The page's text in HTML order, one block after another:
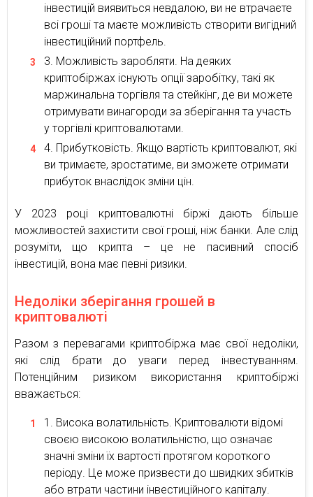
інвестицій виявиться невдалою, ви не втрачаєте
всі гроші та маєте можливість створити вигідний
інвестиційний портфель.
Можливість заробляти. На деяких
криптобіржах існують опції заробітку, такі як
маржинальна торгівля та стейкінг, де ви можете
отримувати винагороди за зберігання та участь
у торгівлі криптовалютами.
Прибутковість. Якщо вартість криптовалют, які
ви тримаєте, зростатиме, ви зможете отримати
прибуток внаслідок зміни цін.
У 2023 році криптовалютні біржі дають більше
можливостей захистити свої гроші, ніж банки. Але слід
розуміти, що крипта – це не пасивний спосіб
інвестицій, вона має певні ризики.
Недоліки зберігання грошей в
криптовалюті
Разом з перевагами криптобіржа має свої недоліки,
які слід брати до уваги перед інвестуванням.
Потенційним ризиком використання криптобіржі
вважається:
Висока волатильність. Криптовалюти відомі
своєю високою волатильністю, що означає
значні зміни їх вартості протягом короткого
періоду. Це може призвести до швидких збитків
або втрати частини інвестиційного капіталу.